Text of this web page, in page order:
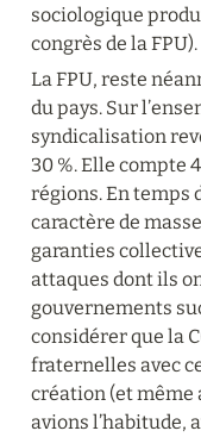
sociologique
congrès de la FPU).
La FPU, reste
du pays. Sur
syndicalisation
30 %. Elle compte
régions. En temps
caractère de
garanties
attaques dont ils
gouvernements
considérer que la
fraternelles avec
création (et même
avions l’habitude,